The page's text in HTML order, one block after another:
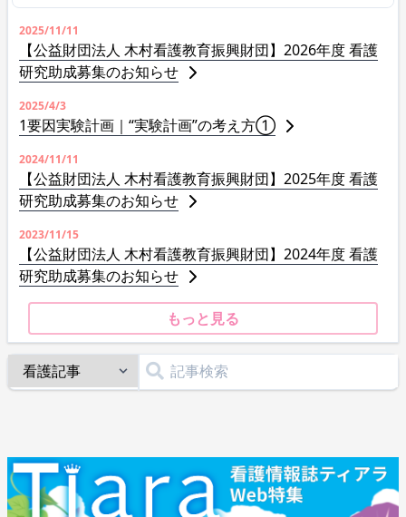
2025/11/11
【公益財団法人 木村看護教育振興財団】2026年度 看護
研究助成募集のお知らせ
2025/4/3
1要因実験計画｜“実験計画”の考え方①
2024/11/11
【公益財団法人 木村看護教育振興財団】2025年度 看護
研究助成募集のお知らせ
2023/11/15
【公益財団法人 木村看護教育振興財団】2024年度 看護
研究助成募集のお知らせ
もっと見る